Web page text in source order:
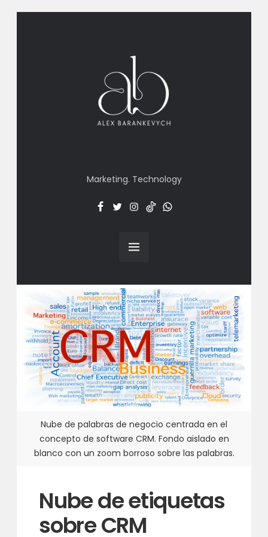
Marketing. Technology
Facebook
TwitterInstaTT
Menu
Nube de palabras de negocio centrada en el
concepto de software CRM. Fondo aislado en
blanco con un zoom borroso sobre las palabras.
Nube de etiquetas
sobre CRM